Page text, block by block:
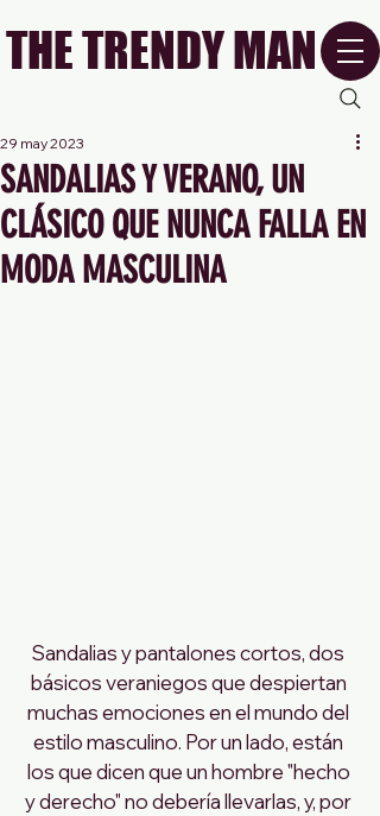
THE TRENDY MAN
SANDALIAS Y VERANO, UN
CLÁSICO QUE NUNCA FALLA EN
MODA MASCULINA
29 may 2023
Sandalias y pantalones cortos, dos
básicos veraniegos que despiertan
muchas emociones en el mundo del
estilo masculino. Por un lado, están
los que dicen que un hombre "hecho
y derecho" no debería llevarlas, y, por